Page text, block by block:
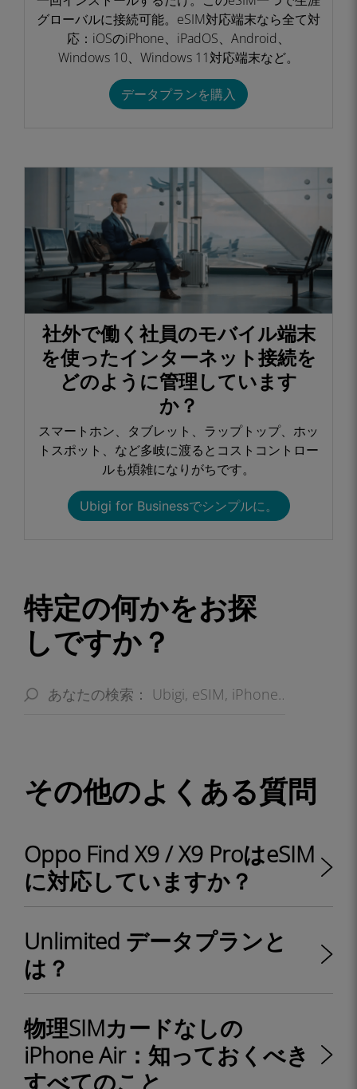
グローバルに接続可能。eSIM対応端末なら全て対
応：iOSのiPhone、iPadOS、Android、
Windows 10、Windows 11対応端末など。​
データプランを購入​
社外で働く社員のモバイル端末
を使ったインターネット接続を
どのように管理しています
か？​
スマートホン、タブレット、ラップトップ、ホッ
トスポット、など多岐に渡るとコストコントロー
ルも煩雑になりがちです。​
Ubigi for Businessでシンプルに。​
特定の何かをお探
しですか？
その他のよくある質問
Oppo Find X9 / X9 ProはeSIM
に対応していますか？
Unlimited データプランと
は？
物理SIMカードなしの
iPhone Air：知っておくべき
すべてのこと